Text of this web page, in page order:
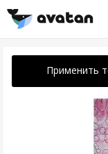
Применить